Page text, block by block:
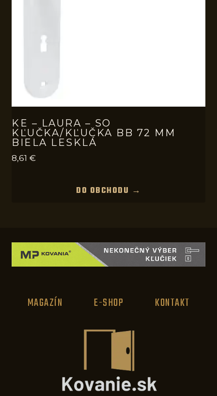
KE – LAURA – SO
KĽUČKA/KĽUČKA BB 72 MM
BIELA LESKLÁ
8,61 €
DO OBCHODU →
MAGAZÍN E-SHOP KONTAKT